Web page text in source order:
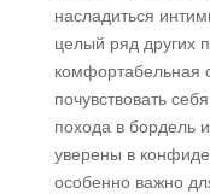
насладиться
целый ряд других
комфортабельная
почувствовать
похода в бордель
уверены в
особенно важно